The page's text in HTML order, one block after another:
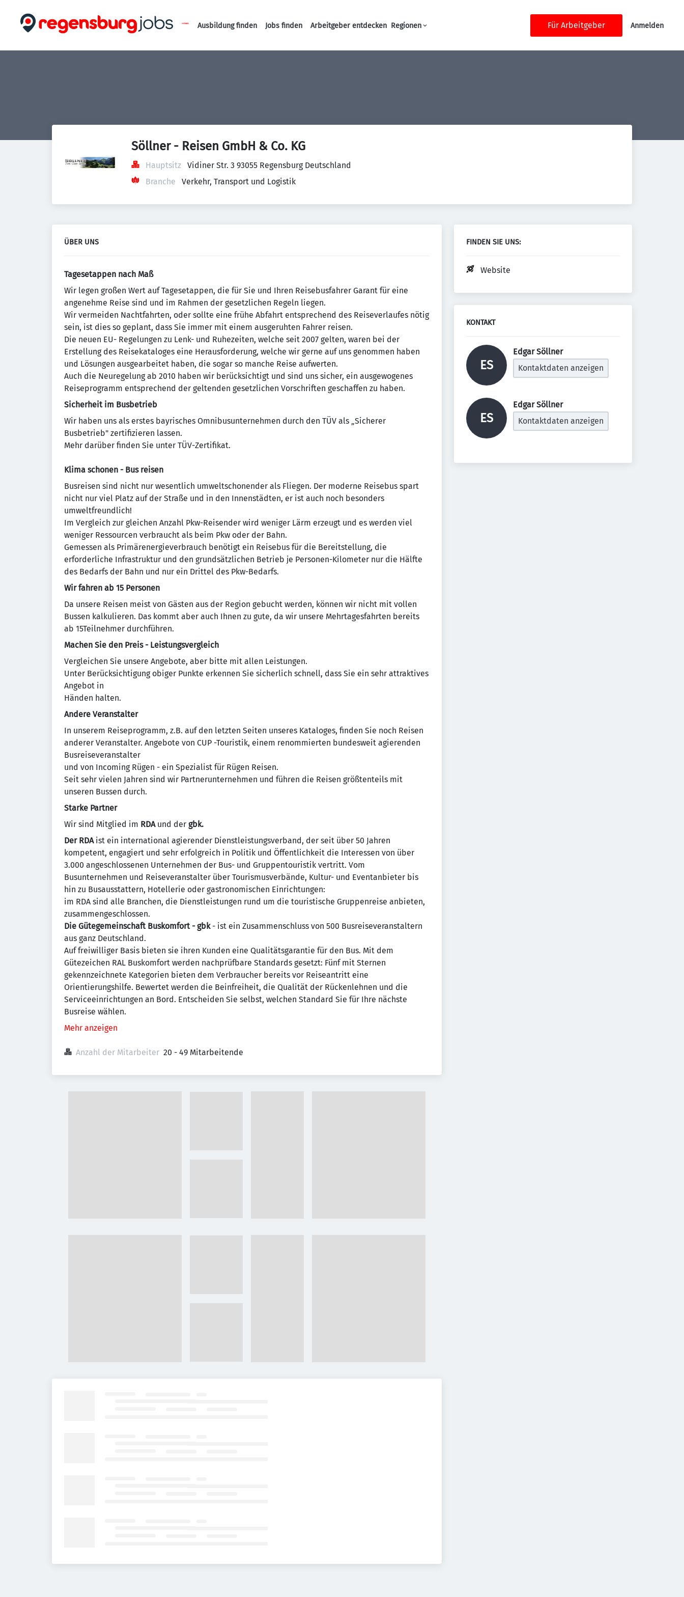
Haupt-Navigation
Ausbildung finden Jobs finden Arbeitgeber entdecken Regionen Für Arbeitgeber Anmelden
Söllner - Reisen GmbH & Co. KG
Hauptsitz
Vidiner Str. 3 93055 Regensburg Deutschland
Branche
Verkehr, Transport und Logistik
ÜBER UNS
Tagesetappen nach Maß
Wir legen großen Wert auf Tagesetappen, die für Sie und Ihren Reisebusfahrer Garant für eine
angenehme Reise sind und im Rahmen der gesetzlichen Regeln liegen.
Wir vermeiden Nachtfahrten, oder sollte eine frühe Abfahrt entsprechend des Reiseverlaufes nötig
sein, ist dies so geplant, dass Sie immer mit einem ausgeruhten Fahrer reisen.
Die neuen EU- Regelungen zu Lenk- und Ruhezeiten, welche seit 2007 gelten, waren bei der
Erstellung des Reisekataloges eine Herausforderung, welche wir gerne auf uns genommen haben
und Lösungen ausgearbeitet haben, die sogar so manche Reise aufwerten.
Auch die Neuregelung ab 2010 haben wir berücksichtigt und sind uns sicher, ein ausgewogenes
Reiseprogramm entsprechend der geltenden gesetzlichen Vorschriften geschaffen zu haben.
Sicherheit im Busbetrieb
Wir haben uns als erstes bayrisches Omnibusunternehmen durch den TÜV als „Sicherer
Busbetrieb" zertifizieren lassen.
Mehr darüber finden Sie unter TÜV-Zertifikat.
Klima schonen - Bus reisen
Busreisen sind nicht nur wesentlich umweltschonender als Fliegen. Der moderne Reisebus spart
nicht nur viel Platz auf der Straße und in den Innenstädten, er ist auch noch besonders
umweltfreundlich!
Im Vergleich zur gleichen Anzahl Pkw-Reisender wird weniger Lärm erzeugt und es werden viel
weniger Ressourcen verbraucht als beim Pkw oder der Bahn.
Gemessen als Primärenergieverbrauch benötigt ein Reisebus für die Bereitstellung, die
erforderliche Infrastruktur und den grundsätzlichen Betrieb je Personen-Kilometer nur die Hälfte
des Bedarfs der Bahn und nur ein Drittel des Pkw-Bedarfs.
Wir fahren ab 15 Personen
Da unsere Reisen meist von Gästen aus der Region gebucht werden, können wir nicht mit vollen
Bussen kalkulieren. Das kommt aber auch Ihnen zu gute, da wir unsere Mehrtagesfahrten bereits
ab 15Teilnehmer durchführen.
Machen Sie den Preis - Leistungsvergleich
Vergleichen Sie unsere Angebote, aber bitte mit allen Leistungen.
Unter Berücksichtigung obiger Punkte erkennen Sie sicherlich schnell, dass Sie ein sehr attraktives
Angebot in
Händen halten.
Andere Veranstalter
In unserem Reiseprogramm, z.B. auf den letzten Seiten unseres Kataloges, finden Sie noch Reisen
anderer Veranstalter. Angebote von CUP -Touristik, einem renommierten bundesweit agierenden
Busreiseveranstalter
und von Incoming Rügen - ein Spezialist für Rügen Reisen.
Seit sehr vielen Jahren sind wir Partnerunternehmen und führen die Reisen größtenteils mit
unseren Bussen durch.
Starke Partner
Wir sind Mitglied im RDAund der gbk.
Der RDAist ein international agierender Dienstleistungsverband, der seit über 50 Jahren
kompetent, engagiert und sehr erfolgreich in Politik und Öffentlichkeit die Interessen von über
3.000 angeschlossenen Unternehmen der Bus- und Gruppentouristik vertritt. Vom
Busunternehmen und Reiseveranstalter über Tourismusverbände, Kultur- und Eventanbieter bis
hin zu Busausstattern, Hotellerie oder gastronomischen Einrichtungen:
im RDA sind alle Branchen, die Dienstleistungen rund um die touristische Gruppenreise anbieten,
zusammengeschlossen.
Die Gütegemeinschaft Buskomfort - gbk- ist ein Zusammenschluss von 500 Busreiseveranstaltern
aus ganz Deutschland.
Auf freiwilliger Basis bieten sie ihren Kunden eine Qualitätsgarantie für den Bus. Mit dem
Gütezeichen RAL Buskomfort werden nachprüfbare Standards gesetzt: Fünf mit Sternen
gekennzeichnete Kategorien bieten dem Verbraucher bereits vor Reiseantritt eine
Orientierungshilfe. Bewertet werden die Beinfreiheit, die Qualität der Rückenlehnen und die
Serviceeinrichtungen an Bord. Entscheiden Sie selbst, welchen Standard Sie für Ihre nächste
Busreise wählen.
Mehr anzeigen
Anzahl der Mitarbeiter 20 - 49 Mitarbeitende
FINDEN SIE UNS:
Website
KONTAKT
ES
Edgar Söllner
Kontaktdaten anzeigen
ES
Edgar Söllner
Kontaktdaten anzeigen